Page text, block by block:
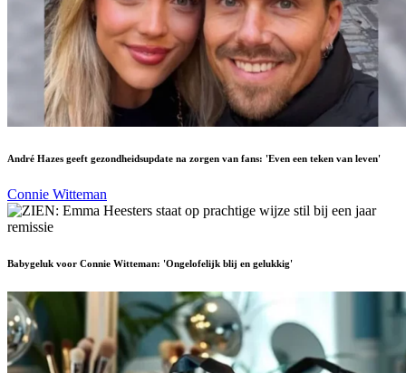
André Hazes geeft gezondheidsupdate na zorgen van fans: 'Even een teken van leven'
Connie Witteman
Babygeluk voor Connie Witteman: 'Ongelofelijk blij en gelukkig'